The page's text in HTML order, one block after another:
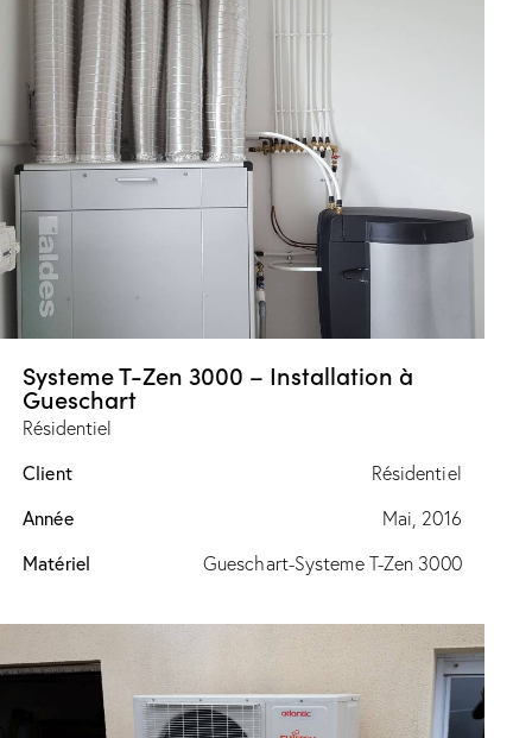
Systeme T-Zen 3000 – Installation à
Gueschart
Résidentiel
Client Résidentiel
Année Mai, 2016
Matériel Gueschart-Systeme T-Zen 3000